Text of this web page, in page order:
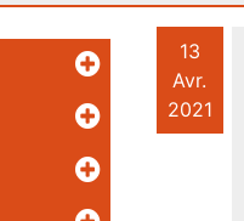
13
Avr.
2021